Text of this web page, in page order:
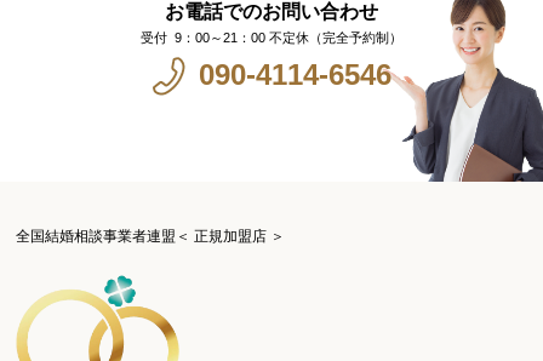
お電話でのお問い合わせ
9：00～21：00 不定休（完全予約制）
090-4114-6546
全国結婚相談事業者連盟＜ 正規加盟店 ＞